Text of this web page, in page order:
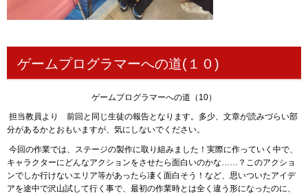
ゲームプログラマーへの道(１０)
ゲームプログラマーへの道（10）
担当教員より 前回と同じ生徒の報告となります。多少、文章が読みづらい部
分があるかとおもいますが、気にしないでください。
今回の作業では、ステージの製作に取り組みました！実際に作っていく中で、
キャラクターにどんなアクションをさせたら面白いのかな……？このアクショ
ンでしか行けないエリア等があったら凄く面白そう！など、思いついたアイデ
アを途中で沢山試して行く事で、最初の作業時とは全く違う形になったのに、